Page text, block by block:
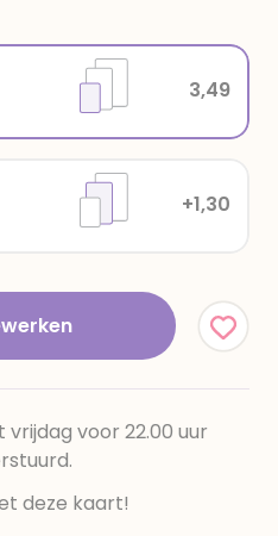
+1,30
3,49
voor 22.00 uur
deze kaart!